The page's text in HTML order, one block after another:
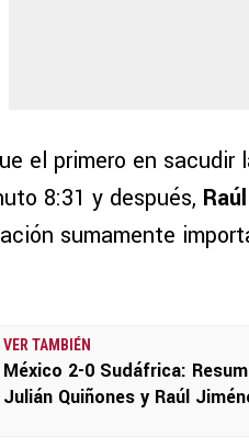
el primero en
8:31 y después,
sumamente
VER TAMBIÉN
México 2-0 Sudáfrica:
Julián Quiñones y Raúl